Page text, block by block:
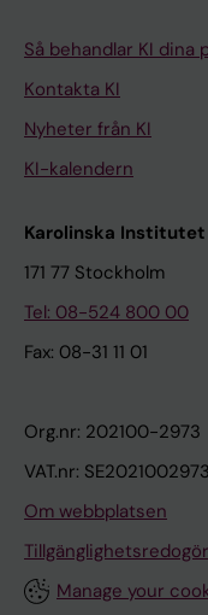
Så behandlar KI dina
Kontakta KI
Nyheter från KI
KI-kalendern
Karolinska Institutet
171 77 Stockholm
Tel: 08-524 800 00
Fax: 08-31 11 01
Org.nr: 202100-2973
VAT.nr:
Om webbplatsen
Manage your